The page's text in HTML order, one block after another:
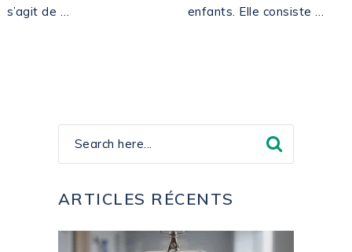
s’agit de …
enfants. Elle consiste …
ARTICLES RÉCENTS